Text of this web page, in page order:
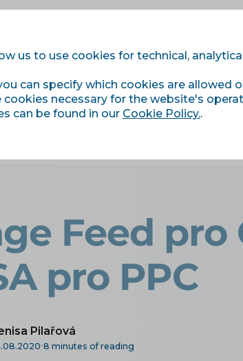
Getting started Modules
Feed
pro PPC
Pilařová
8 minutes of reading
us to use cookies for technical,
can specify which cookies are allowed
cookies necessary for the website's
can be found in our Cookie Policy..